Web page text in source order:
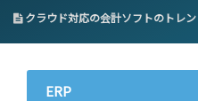
クラウド対応の会計ソフトのトレ
ERP